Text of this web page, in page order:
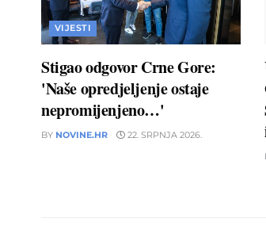
VIJESTI
Stigao odgovor Crne Gore:
'Naše opredjeljenje ostaje
nepromijenjeno…'
BY NOVINE.HR 22. SRPNJA 2026.